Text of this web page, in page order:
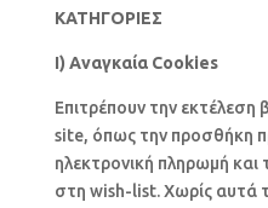
ΚΑΤΗΓΟΡΙΕΣ
I) Αναγκαία Cookies
Επιτρέπουν την εκτέλεση
site, όπως την προσθήκη
ηλεκτρονική πληρωμή
στη wish-list. Χωρίς αυτά